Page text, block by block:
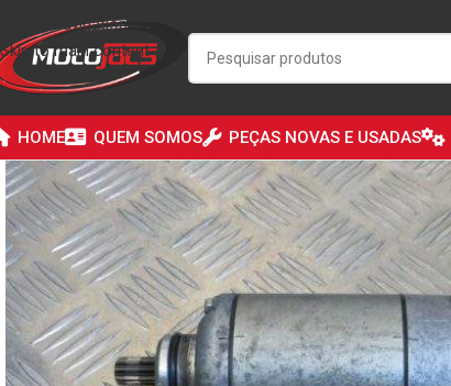
Skip to navigation
Skip to main content
HOME QUEM SOMOS PEÇAS NOVAS E USADAS